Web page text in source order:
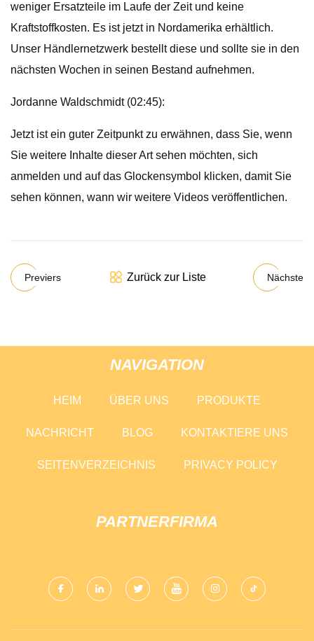
weniger Ersatzteile im Laufe der Zeit und keine
Kraftstoffkosten. Es ist jetzt in Nordamerika erhältlich.
Unser Händlernetzwerk bestellt diese und sollte sie in den
nächsten Wochen in seinen Bestand aufnehmen.
Jordanne Waldschmidt (02:45):
Jetzt ist ein guter Zeitpunkt zu erwähnen, dass Sie, wenn
Sie weitere Inhalte dieser Art sehen möchten, sich
anmelden und auf das Glockensymbol klicken, damit Sie
sehen können, wann wir weitere Videos veröffentlichen.
Previers Zurück zur Liste Nächste
NAVIGATION
HEIM ÜBER UNS PRODUKTE
NACHRICHT BLOG KONTAKTIERE UNS
SEITENVERZEICHNIS PRIVACY POLICY
PARTNERFIRMA